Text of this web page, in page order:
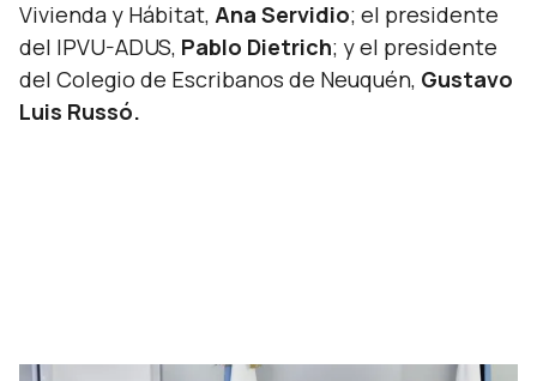
Vivienda y Hábitat, Ana Servidio; el presidente
del IPVU-ADUS, Pablo Dietrich; y el presidente
del Colegio de Escribanos de Neuquén, Gustavo
Luis Russó.